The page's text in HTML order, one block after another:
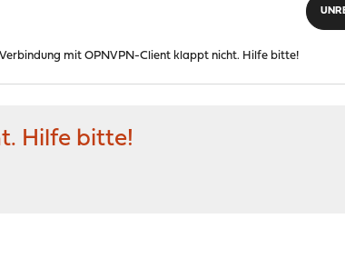
Verbindung mit OPNVPN-Client klappt nicht. Hilfe bitte!
Hilfe bitte!